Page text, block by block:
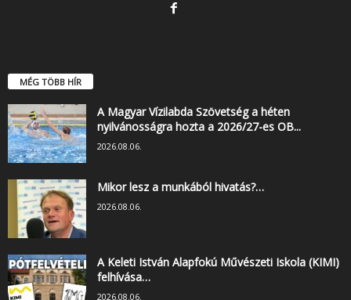
MÉG TÖBB HÍR
A Magyar Vízilabda Szövetség a héten
nyilvánosságra hozta a 2026/27-es OB...
2026.08.06.
Mikor lesz a munkából hivatás?…
2026.08.06.
A Keleti István Alapfokú Művészeti Iskola (KIMI)
felhívása…
2026.08.06.